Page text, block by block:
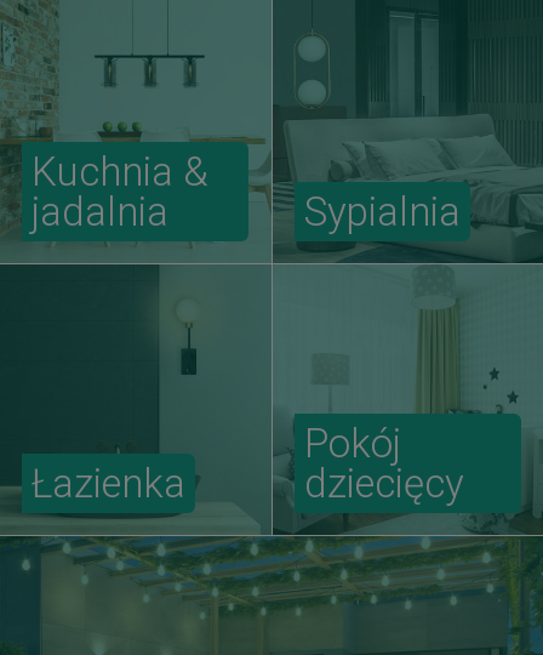
Kuchnia &
jadalnia
Sypialnia
Łazienka
Pokój
dziecięcy